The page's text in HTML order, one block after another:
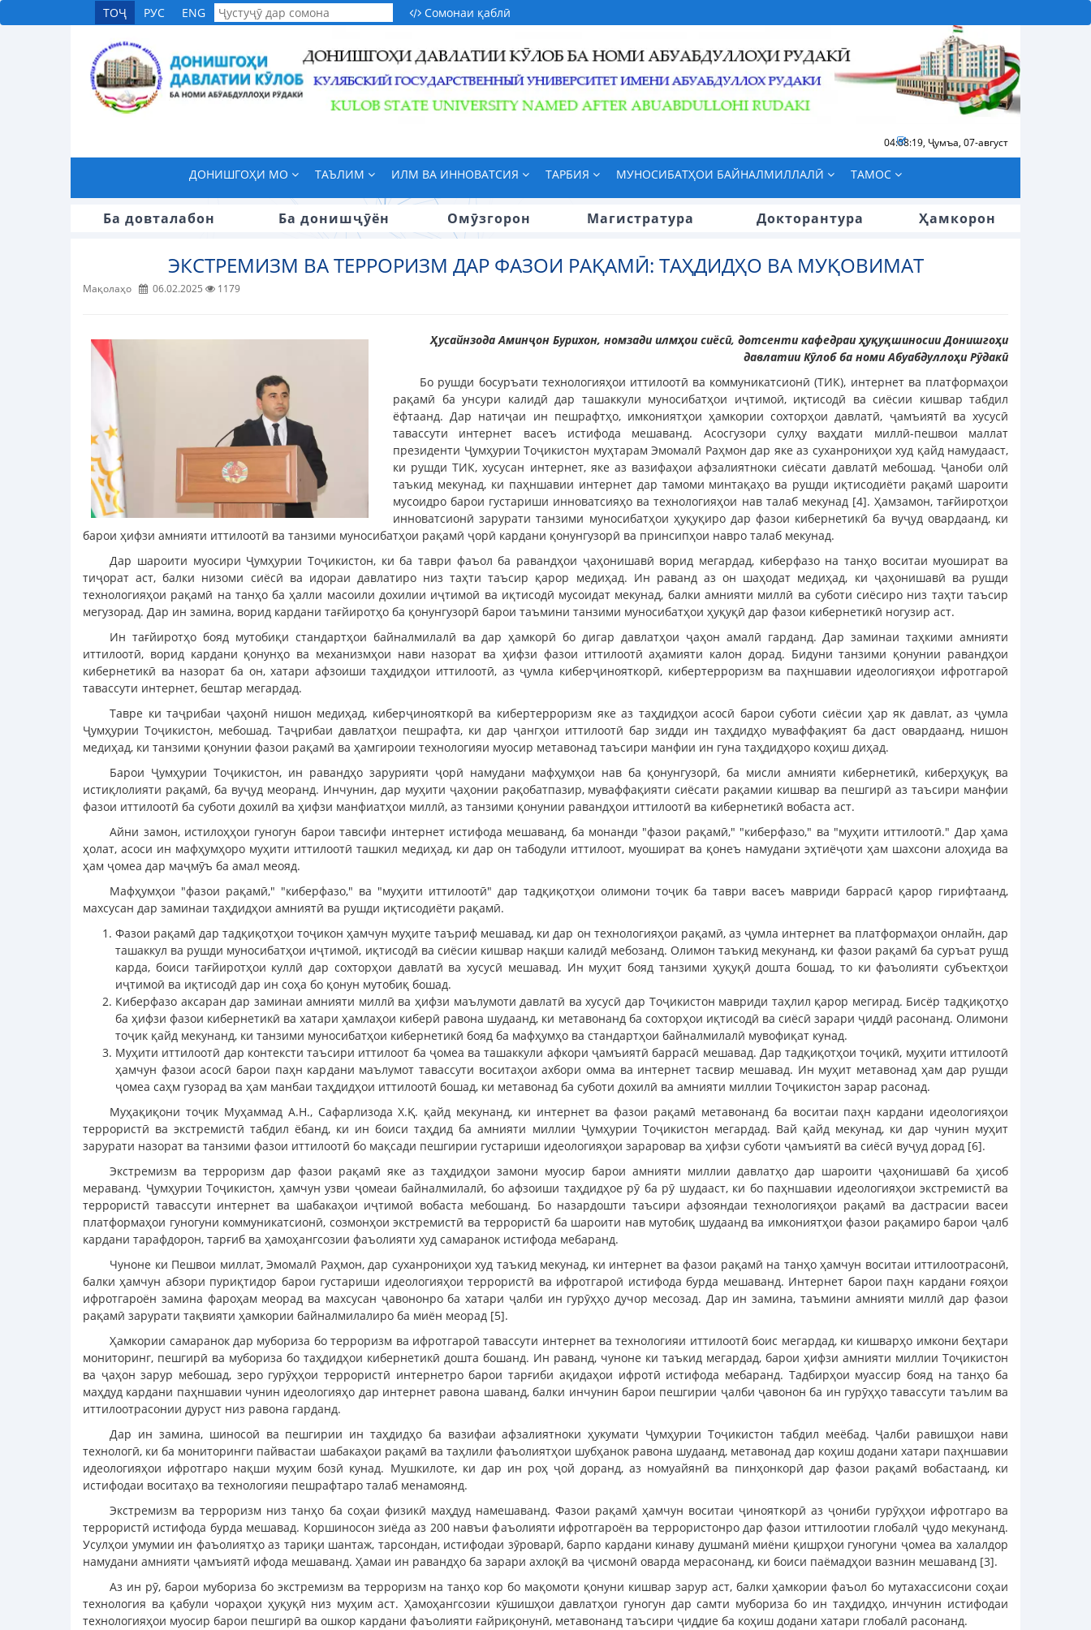
ТОҶ РУС ENG Сомонаи қаблӣ
04:08:20, Ҷумъа, 07-август
ДОНИШГОҲИ МО ТАЪЛИМ ИЛМ ВА ИННОВАТСИЯ ТАРБИЯ МУНОСИБАТҲОИ БАЙНАЛМИЛЛАЛӢ ТАМОС
Ба довталабон Ба донишҷӯён Омӯзгорон Магистратура Докторантура Ҳамкорон
ЭКСТРЕМИЗМ ВА ТЕРРОРИЗМ ДАР ФАЗОИ РАҚАМӢ: ТАҲДИДҲО ВА МУҚОВИМАТ
Мақолаҳо 06.02.2025 1179
Ҳусайнзода Аминҷон Бурихон, номзади илмҳои сиёсӣ, дотсенти кафедраи ҳуқуқшиносии Донишгоҳи
давлатии Кӯлоб ба номи Абуабдуллоҳи Рӯдакӣ
Бо рушди босуръати технологияҳои иттилоотӣ ва коммуникатсионӣ (ТИК), интернет ва платформаҳои
рақамӣ ба унсури калидӣ дар ташаккули муносибатҳои иҷтимоӣ, иқтисодӣ ва сиёсии кишвар табдил
ёфтаанд. Дар натиҷаи ин пешрафтҳо, имкониятҳои ҳамкории сохторҳои давлатӣ, ҷамъиятӣ ва хусусӣ
тавассути интернет васеъ истифода мешаванд. Асосгузори сулҳу ваҳдати миллӣ-пешвои маллат
президенти Ҷумҳурии Тоҷикистон муҳтарам Эмомалӣ Раҳмон дар яке аз суханрониҳои худ қайд намудааст,
ки рушди ТИК, хусусан интернет, яке аз вазифаҳои афзалиятноки сиёсати давлатӣ мебошад. Ҷаноби олӣ
таъкид мекунад, ки паҳншавии интернет дар тамоми минтақаҳо ва рушди иқтисодиёти рақамӣ шароити
мусоидро барои густариши инноватсияҳо ва технологияҳои нав талаб мекунад [4]. Ҳамзамон, тағйиротҳои
инноватсионӣ зарурати танзими муносибатҳои ҳуқуқиро дар фазои кибернетикӣ ба вуҷуд овардаанд, ки
барои ҳифзи амнияти иттилоотӣ ва танзими муносибатҳои рақамӣ ҷорӣ кардани қонунгузорӣ ва принсипҳои навро талаб мекунад.
Дар шароити муосири Ҷумҳурии Тоҷикистон, ки ба таври фаъол ба равандҳои ҷаҳонишавӣ ворид мегардад, киберфазо на танҳо воситаи муошират ва
тиҷорат аст, балки низоми сиёсӣ ва идораи давлатиро низ таҳти таъсир қарор медиҳад. Ин раванд аз он шаҳодат медиҳад, ки ҷаҳонишавӣ ва рушди
технологияҳои рақамӣ на танҳо ба ҳалли масоили дохилии иҷтимоӣ ва иқтисодӣ мусоидат мекунад, балки амнияти миллӣ ва суботи сиёсиро низ таҳти таъсир
мегузорад. Дар ин замина, ворид кардани тағйиротҳо ба қонунгузорӣ барои таъмини танзими муносибатҳои ҳуқуқӣ дар фазои кибернетикӣ ногузир аст.
Ин тағйиротҳо бояд мутобиқи стандартҳои байналмилалӣ ва дар ҳамкорӣ бо дигар давлатҳои ҷаҳон амалӣ гарданд. Дар заминаи таҳкими амнияти
иттилоотӣ, ворид кардани қонунҳо ва механизмҳои нави назорат ва ҳифзи фазои иттилоотӣ аҳамияти калон дорад. Бидуни танзими қонунии равандҳои
кибернетикӣ ва назорат ба он, хатари афзоиши таҳдидҳои иттилоотӣ, аз ҷумла киберҷинояткорӣ, кибертерроризм ва паҳншавии идеологияҳои ифротгароӣ
тавассути интернет, бештар мегардад.
Тавре ки таҷрибаи ҷаҳонӣ нишон медиҳад, киберҷинояткорӣ ва кибертерроризм яке аз таҳдидҳои асосӣ барои суботи сиёсии ҳар як давлат, аз ҷумла
Ҷумҳурии Тоҷикистон, мебошад. Таҷрибаи давлатҳои пешрафта, ки дар ҷангҳои иттилоотӣ бар зидди ин таҳдидҳо муваффақият ба даст овардаанд, нишон
медиҳад, ки танзими қонунии фазои рақамӣ ва ҳамгироии технологияи муосир метавонад таъсири манфии ин гуна таҳдидҳоро коҳиш диҳад.
Барои Ҷумҳурии Тоҷикистон, ин равандҳо зарурияти ҷорӣ намудани мафҳумҳои нав ба қонунгузорӣ, ба мисли амнияти кибернетикӣ, киберҳуқуқ ва
истиқлолияти рақамӣ, ба вуҷуд меоранд. Инчунин, дар муҳити ҷаҳонии рақобатпазир, муваффақияти сиёсати рақамии кишвар ва пешгирӣ аз таъсири манфии
фазои иттилоотӣ ба суботи дохилӣ ва ҳифзи манфиатҳои миллӣ, аз танзими қонунии равандҳои иттилоотӣ ва кибернетикӣ вобаста аст.
Айни замон, истилоҳҳои гуногун барои тавсифи интернет истифода мешаванд, ба монанди "фазои рақамӣ," "киберфазо," ва "муҳити иттилоотӣ." Дар ҳама
ҳолат, асоси ин мафҳумҳоро муҳити иттилоотӣ ташкил медиҳад, ки дар он табодули иттилоот, муошират ва қонеъ намудани эҳтиёҷоти ҳам шахсони алоҳида ва
ҳам ҷомеа дар маҷмӯъ ба амал меояд.
Мафҳумҳои "фазои рақамӣ," "киберфазо," ва "муҳити иттилоотӣ" дар тадқиқотҳои олимони тоҷик ба таври васеъ мавриди баррасӣ қарор гирифтаанд,
махсусан дар заминаи таҳдидҳои амниятӣ ва рушди иқтисодиёти рақамӣ.
Фазои рақамӣ дар тадқиқотҳои тоҷикон ҳамчун муҳите таъриф мешавад, ки дар он технологияҳои рақамӣ, аз ҷумла интернет ва платформаҳои онлайн, дар
ташаккул ва рушди муносибатҳои иҷтимоӣ, иқтисодӣ ва сиёсии кишвар нақши калидӣ мебозанд. Олимон таъкид мекунанд, ки фазои рақамӣ ба суръат рушд
карда, боиси тағйиротҳои куллӣ дар сохторҳои давлатӣ ва хусусӣ мешавад. Ин муҳит бояд танзими ҳуқуқӣ дошта бошад, то ки фаъолияти субъектҳои
иҷтимоӣ ва иқтисодӣ дар ин соҳа бо қонун мутобиқ бошад.
Киберфазо аксаран дар заминаи амнияти миллӣ ва ҳифзи маълумоти давлатӣ ва хусусӣ дар Тоҷикистон мавриди таҳлил қарор мегирад. Бисёр тадқиқотҳо
ба ҳифзи фазои кибернетикӣ ва хатари ҳамлаҳои киберӣ равона шудаанд, ки метавонанд ба сохторҳои иқтисодӣ ва сиёсӣ зарари ҷиддӣ расонанд. Олимони
тоҷик қайд мекунанд, ки танзими муносибатҳои кибернетикӣ бояд ба мафҳумҳо ва стандартҳои байналмилалӣ мувофиқат кунад.
Муҳити иттилоотӣ дар контексти таъсири иттилоот ба ҷомеа ва ташаккули афкори ҷамъиятӣ баррасӣ мешавад. Дар тадқиқотҳои тоҷикӣ, муҳити иттилоотӣ
ҳамчун фазои асосӣ барои паҳн кардани маълумот тавассути воситаҳои ахбори омма ва интернет тасвир мешавад. Ин муҳит метавонад ҳам дар рушди
ҷомеа саҳм гузорад ва ҳам манбаи таҳдидҳои иттилоотӣ бошад, ки метавонад ба суботи дохилӣ ва амнияти миллии Тоҷикистон зарар расонад.
Муҳақиқони тоҷик Муҳаммад А.Н., Сафарлизода Х.Қ. қайд мекунанд, ки интернет ва фазои рақамӣ метавонанд ба воситаи паҳн кардани идеологияҳои
террористӣ ва экстремистӣ табдил ёбанд, ки ин боиси таҳдид ба амнияти миллии Ҷумҳурии Тоҷикистон мегардад. Вай қайд мекунад, ки дар чунин муҳит
зарурати назорат ва танзими фазои иттилоотӣ бо мақсади пешгирии густариши идеологияҳои зараровар ва ҳифзи суботи ҷамъиятӣ ва сиёсӣ вуҷуд дорад [6].
Экстремизм ва терроризм дар фазои рақамӣ яке аз таҳдидҳои замони муосир барои амнияти миллии давлатҳо дар шароити ҷаҳонишавӣ ба ҳисоб
мераванд. Ҷумҳурии Тоҷикистон, ҳамчун узви ҷомеаи байналмилалӣ, бо афзоиши таҳдидҳое рӯ ба рӯ шудааст, ки бо паҳншавии идеологияҳои экстремистӣ ва
террористӣ тавассути интернет ва шабакаҳои иҷтимоӣ вобаста мебошанд. Бо назардошти таъсири афзояндаи технологияҳои рақамӣ ва дастрасии васеи
платформаҳои гуногуни коммуникатсионӣ, созмонҳои экстремистӣ ва террористӣ ба шароити нав мутобиқ шудаанд ва имкониятҳои фазои рақамиро барои ҷалб
кардани тарафдорон, тарғиб ва ҳамоҳангсозии фаъолияти худ самаранок истифода мебаранд.
Чуноне ки Пешвои миллат, Эмомалӣ Раҳмон, дар суханрониҳои худ таъкид мекунад, ки интернет ва фазои рақамӣ на танҳо ҳамчун воситаи иттилоотрасонӣ,
балки ҳамчун абзори пуриқтидор барои густариши идеологияҳои террористӣ ва ифротгароӣ истифода бурда мешаванд. Интернет барои паҳн кардани ғояҳои
ифротгароён замина фароҳам меорад ва махсусан ҷавононро ба хатари ҷалби ин гурӯҳҳо дучор месозад. Дар ин замина, таъмини амнияти миллӣ дар фазои
рақамӣ зарурати тақвияти ҳамкории байналмилалиро ба миён меорад [5].
Ҳамкории самаранок дар мубориза бо терроризм ва ифротгароӣ тавассути интернет ва технологияи иттилоотӣ боис мегардад, ки кишварҳо имкони беҳтари
мониторинг, пешгирӣ ва мубориза бо таҳдидҳои кибернетикӣ дошта бошанд. Ин раванд, чуноне ки таъкид мегардад, барои ҳифзи амнияти миллии Тоҷикистон
ва ҷаҳон зарур мебошад, зеро гурӯҳҳои террористӣ интернетро барои тарғиби ақидаҳои ифротӣ истифода мебаранд. Тадбирҳои муассир бояд на танҳо ба
маҳдуд кардани паҳншавии чунин идеологияҳо дар интернет равона шаванд, балки инчунин барои пешгирии ҷалби ҷавонон ба ин гурӯҳҳо тавассути таълим ва
иттилоотрасонии дуруст низ равона гарданд.
Дар ин замина, шиносоӣ ва пешгирии ин таҳдидҳо ба вазифаи афзалиятноки ҳукумати Ҷумҳурии Тоҷикистон табдил меёбад. Ҷалби равишҳои нави
технологӣ, ки ба мониторинги пайвастаи шабакаҳои рақамӣ ва таҳлили фаъолиятҳои шубҳанок равона шудаанд, метавонад дар коҳиш додани хатари паҳншавии
идеологияҳои ифротгаро нақши муҳим бозӣ кунад. Мушкилоте, ки дар ин роҳ ҷой доранд, аз номуайянӣ ва пинҳонкорӣ дар фазои рақамӣ вобастаанд, ки
истифодаи воситаҳо ва технологияи пешрафтаро талаб менамоянд.
Экстремизм ва терроризм низ танҳо ба соҳаи физикӣ маҳдуд намешаванд. Фазои рақамӣ ҳамчун воситаи ҷинояткорӣ аз ҷониби гурӯҳҳои ифротгаро ва
террористӣ истифода бурда мешавад. Коршиносон зиёда аз 200 навъи фаъолияти ифротгароён ва террористонро дар фазои иттилоотии глобалӣ ҷудо мекунанд.
Усулҳои умумии ин фаъолиятҳо аз тариқи шантаж, тарсондан, истифодаи зӯроварӣ, барпо кардани кинаву душманӣ миёни қишрҳои гуногуни ҷомеа ва халалдор
намудани амнияти ҷамъиятӣ ифода мешаванд. Ҳамаи ин равандҳо ба зарари ахлоқӣ ва ҷисмонӣ оварда мерасонанд, ки боиси паёмадҳои вазнин мешаванд [3].
Аз ин рӯ, барои мубориза бо экстремизм ва терроризм на танҳо кор бо мақомоти қонуни кишвар зарур аст, балки ҳамкории фаъол бо мутахассисони соҳаи
технология ва қабули чораҳои ҳуқуқӣ низ муҳим аст. Ҳамоҳангсозии кӯшишҳои давлатҳои гуногун дар самти мубориза бо ин таҳдидҳо, инчунин истифодаи
технологияҳои муосир барои пешгирӣ ва ошкор кардани фаъолияти ғайриқонунӣ, метавонанд таъсири ҷиддие ба коҳиш додани хатари глобалӣ расонанд.